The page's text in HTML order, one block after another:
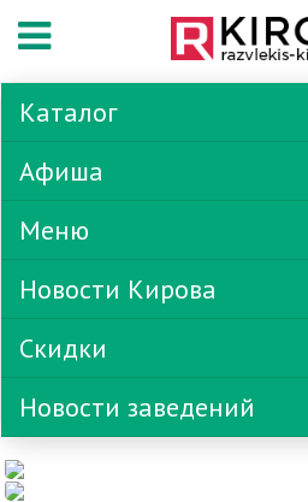
Каталог
Афиша
Меню
Новости Кирова
Скидки
Новости заведений